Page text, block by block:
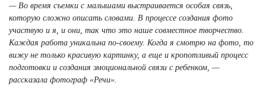
— Во время съемки с малышами выстраивается особая связь,
которую сложно описать словами. В процессе создания фото
участвую и я, и они, так что это наше совместное творчество.
Каждая работа уникальна по-своему. Когда я смотрю на фото, то
вижу не только красивую картинку, а еще и кропотливый процесс
подготовки и создания эмоциональной связи с ребенком, —
рассказала фотограф «Речи».